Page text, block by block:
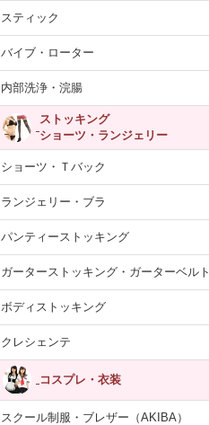
スティック
バイブ・ローター
内部洗浄・浣腸
ストッキング
ショーツ・ランジェリー
ショーツ・Ｔバック
ランジェリー・ブラ
パンティーストッキング
ガーターストッキング・ガーターベルト
ボディストッキング
クレシェンテ
コスプレ・衣装
スクール制服・ブレザー（AKIBA）